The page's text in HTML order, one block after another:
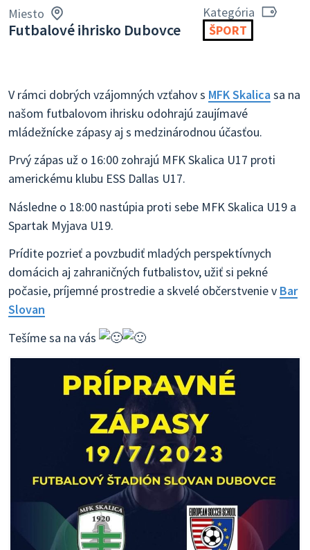
Miesto
Futbalové ihrisko Dubovce
Kategória
ŠPORT
V rámci dobrých vzájomných vzťahov s MFK Skalicasa na
našom futbalovom ihrisku odohrajú zaujímavé
mládežnícke zápasy aj s medzinárodnou účasťou.
Prvý zápas už o 16:00 zohrajú MFK Skalica U17 proti
americkému klubu ESS Dallas U17.
Následne o 18:00 nastúpia proti sebe MFK Skalica U19 a
Spartak Myjava U19.
Prídite pozrieť a povzbudiť mladých perspektívnych
domácich aj zahraničných futbalistov, užiť si pekné
počasie, príjemné prostredie a skvelé občerstvenie v Bar
Slovan
Tešíme sa na vás